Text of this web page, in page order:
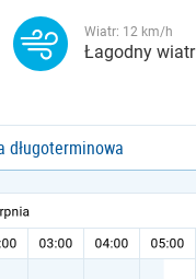
Wiatr: 12 km/h
Łagodny wiatr
długoterminowa